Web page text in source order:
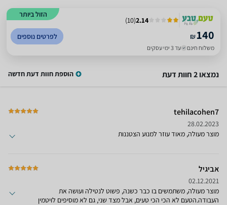
הזול ביותר
2.14
(
10
)
₪140
משלוח חינם עד 3 ימי עסקים
לפרטים נוספים
נמצאו 2 חוות דעת הוספת חוות דעת חדשה
tehilacohen7
28.02.2023
מוצר מעולה, מאוד עוזר למנוע הצטננות
אביגיל
02.12.2021
מוצר מעולה, משתמשים בו כבר כשנה, פשוט לנטילה ועושה את
העבודה.הטעם לא הכי הכי טעים, אבל מצד שני, גם לא מוסיפים לויטמין